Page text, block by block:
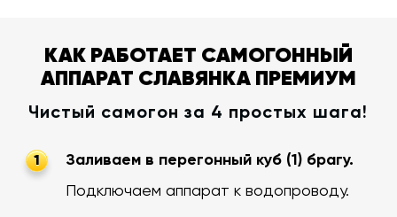
КАК РАБОТАЕТ САМОГОННЫЙ
АППАРАТ СЛАВЯНКА ПРЕМИУМ
Чистый самогон за 4 простых шага!
1
Заливаем в перегонный куб (1) брагу.
Подключаем аппарат к водопроводу.